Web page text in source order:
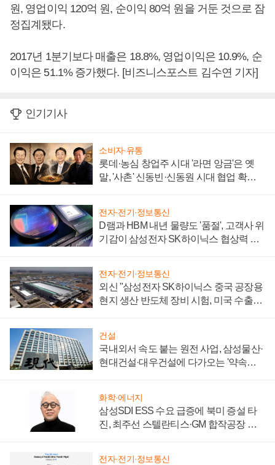
원, 영업이익 120억 원, 순이익 80억 원을 거둔 것으로 잠
정집계됐다.
2017년 1분기보다 매출은 18.8%, 영업이익은 10.9%, 순
이익은 51.1% 증가했다. [비즈니스포스트 김수연 기자]
인기기사
소비자·유통
롯데·농심 창업주 시대 '라면 앙금'은 옛
말, '사촌' 신동빈·신동원 시대 협업 확대
전자·전기·정보통신
D램과 HBM 내년 물량도 '품절', 고객사 위
기감이 삼성전자 SK하이닉스 협상력 더
전자·전기·정보통신
외신 "삼성전자 SK하이닉스 중국 공장용
현지 생산 반도체 장비 시험, 미국 수출통
건설
국내외서 속도 붙는 원전 사업, 삼성물산·
현대건설·대우건설에 다가오는 '약속의
화학·에너지
삼성SDI ESS 수요 급증에 북미 증설 타
진, 최주선 스텔란티스·GM 합작공장 건
전자·전기·정보통신